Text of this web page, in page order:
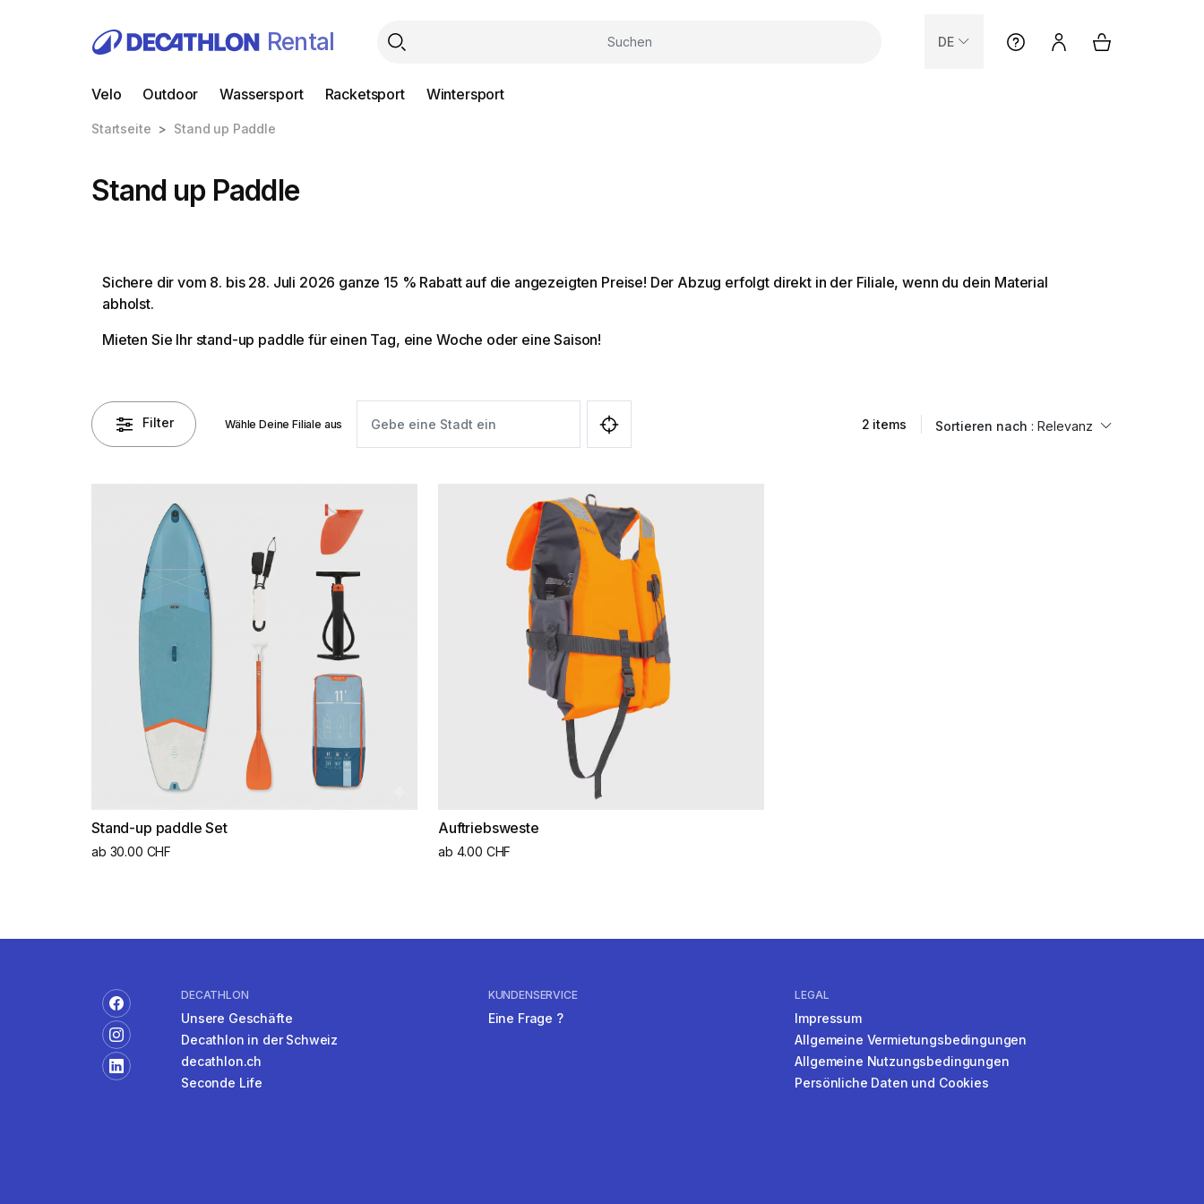
Rental DE
Velo Outdoor Wassersport Racketsport Wintersport
Startseite Stand up Paddle
Stand up Paddle
Filter Wähle Deine Filiale aus 2 items Sortieren nach : Relevanz
Stand-up paddle Set
ab 30.00 CHF
Auftriebsweste
ab 4.00 CHF
Sichere dir vom 8. bis 28. Juli 2026 ganze 15 % Rabatt auf die angezeigten Preise! Der Abzug erfolgt direkt in der Filiale, wenn du dein Material
abholst.
Mieten Sie Ihr stand-up paddle für einen Tag, eine Woche oder eine Saison!
DECATHLON
Unsere Geschäfte
Decathlon in der Schweiz
decathlon.ch
Seconde Life
KUNDENSERVICE
Eine Frage ?
LEGAL
Impressum
Allgemeine Vermietungsbedingungen
Allgemeine Nutzungsbedingungen
Persönliche Daten und Cookies